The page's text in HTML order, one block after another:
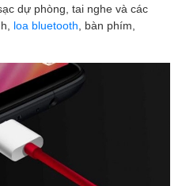
dự phòng, tai nghe và các
loa bluetooth , bàn phím,